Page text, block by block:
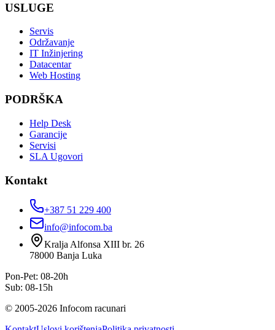
USLUGE
Servis
Održavanje
IT Inžinjering
Datacentar
Web Hosting
PODRŠKA
Help Desk
Garancije
Servisi
SLA Ugovori
Kontakt
+387 51 229 400
info@infocom.ba
Kralja Alfonsa XIII br. 26
78000 Banja Luka
Pon-Pet: 08-20h
Sub: 08-15h
© 2005-2026 Infocom racunari